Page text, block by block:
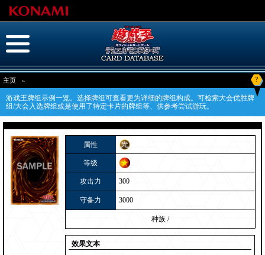
主页 » ?
游戏王牌组示例一览。选择牌组可查看更为详细的牌组构成。可检索大会优胜牌
组/大会入选牌组或是使用了特定卡片的牌组等、供参考尝试游玩。
属性
等级
攻击力 300
守备力 3000
种族 /
效果文本